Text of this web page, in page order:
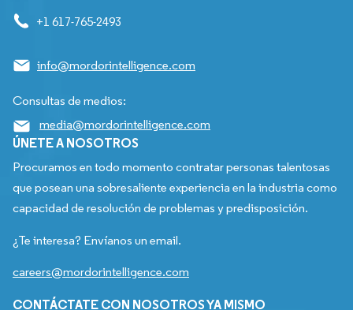
+1 617-765-2493
info@mordorintelligence.com
Consultas de medios:
media@mordorintelligence.com
ÚNETE A NOSOTROS
Procuramos en todo momento contratar personas talentosas
que posean una sobresaliente experiencia en la industria como
capacidad de resolución de problemas y predisposición.
¿Te interesa? Envíanos un email.
careers@mordorintelligence.com
CONTÁCTATE CON NOSOTROS YA MISMO